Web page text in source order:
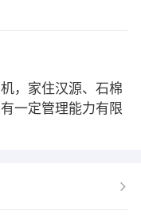
，家住汉源、石棉
一定管理能力有限